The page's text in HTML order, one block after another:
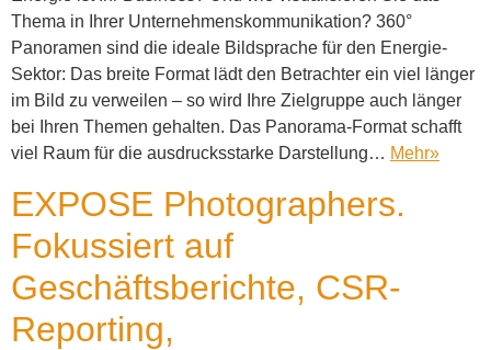
Thema in Ihrer Unternehmenskommunikation? 360°
Panoramen sind die ideale Bildsprache für den Energie-
Sektor: Das breite Format lädt den Betrachter ein viel länger
im Bild zu verweilen – so wird Ihre Zielgruppe auch länger
bei Ihren Themen gehalten. Das Panorama-Format schafft
viel Raum für die ausdrucksstarke Darstellung… Mehr»
EXPOSE Photographers.
Fokussiert auf
Geschäftsberichte, CSR-
Reporting,